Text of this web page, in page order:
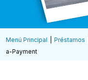
Menú Principal Préstamos
a-Payment